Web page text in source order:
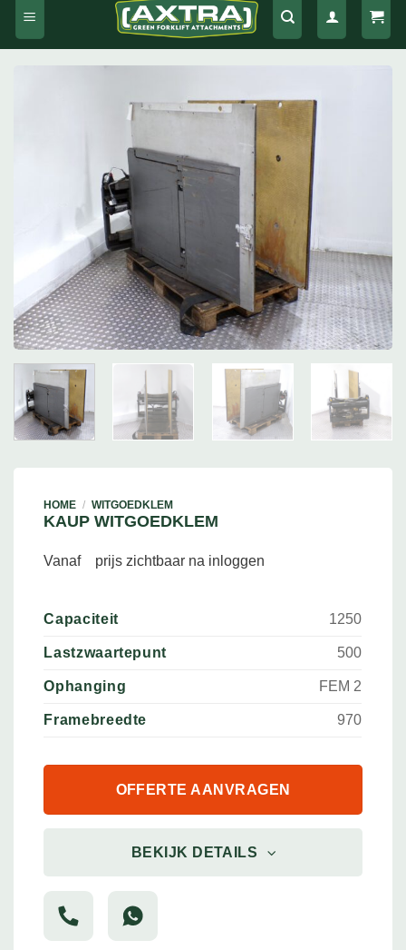
HOME / WITGOEDKLEM
KAUP WITGOEDKLEM
Vanaf prijs zichtbaar na inloggen
Capaciteit 1250
Lastzwaartepunt 500
Ophanging FEM 2
Framebreedte 970
OFFERTE AANVRAGEN
BEKIJK DETAILS